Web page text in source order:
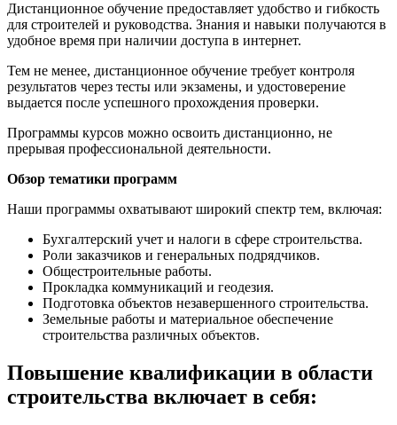
Дистанционное обучение предоставляет удобство и гибкость
для строителей и руководства. Знания и навыки получаются в
удобное время при наличии доступа в интернет.
Тем не менее, дистанционное обучение требует контроля
результатов через тесты или экзамены, и удостоверение
выдается после успешного прохождения проверки.
Программы курсов можно освоить дистанционно, не
прерывая профессиональной деятельности.
Обзор тематики программ
Наши программы охватывают широкий спектр тем, включая:
Бухгалтерский учет и налоги в сфере строительства.
Роли заказчиков и генеральных подрядчиков.
Общестроительные работы.
Прокладка коммуникаций и геодезия.
Подготовка объектов незавершенного строительства.
Земельные работы и материальное обеспечение
строительства различных объектов.
Повышение квалификации в области
строительства включает в себя: